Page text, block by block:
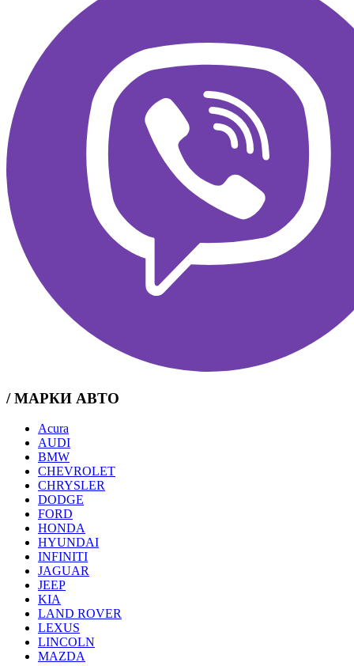
/ МАРКИ АВТО
Acura
AUDI
BMW
CHEVROLET
CHRYSLER
DODGE
FORD
HONDA
HYUNDAI
INFINITI
JAGUAR
JEEP
KIA
LAND ROVER
LEXUS
LINCOLN
MAZDA